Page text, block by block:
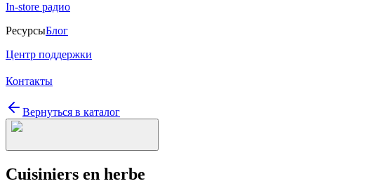
In-store радио
РесурсыБлог
Центр поддержки
Контакты
Вернуться в каталог
Cuisiniers en herbe